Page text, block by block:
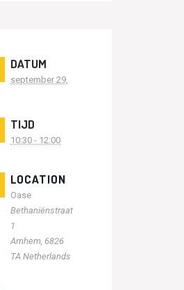
DATUM
september 29,
TIJD
10:30 - 12:00
LOCATION
Oase
Bethaniënstraat
1
Arnhem 6826
TA Netherlands